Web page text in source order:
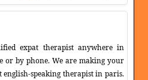
expat therapist anywhere in
or by phone. We are making your
english-speaking therapist in paris.